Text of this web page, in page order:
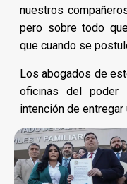
nuestros
pero sobre todo
que cuando se
Los abogados de
oficinas del poder
intención de